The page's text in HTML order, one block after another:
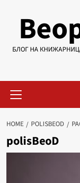
content
БЛОГ НА
Menu
HOME POLISBEOD
polisBeoD